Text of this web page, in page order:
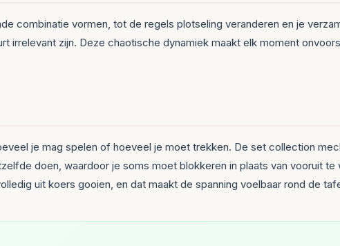
combinatie vormen, tot de regels plotseling veranderen en je
irrelevant zijn. Deze chaotische dynamiek maakt elk moment
je mag spelen of hoeveel je moet trekken. De set collection
doen, waardoor je soms moet blokkeren in plaats van vooruit
uit koers gooien, en dat maakt de spanning voelbaar rond de